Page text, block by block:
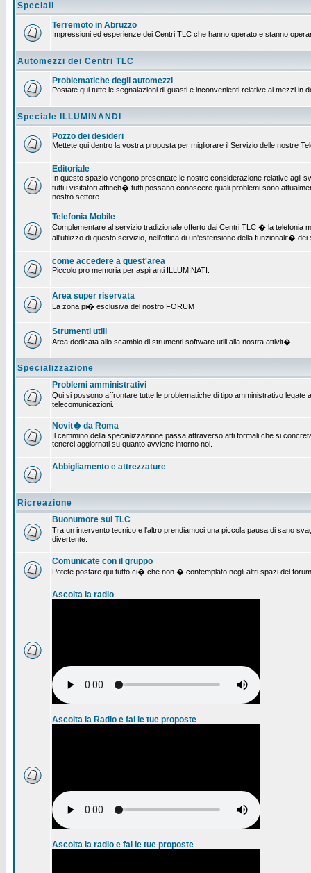
Speciali
Terremoto in Abruzzo
Impressioni ed esperienze dei Centri TLC che hanno operato e stanno
Automezzi dei Centri TLC
Problematiche degli automezzi
Postate qui tutte le segnalazioni di guasti e inconvenienti relative ai mezzi in
Speciale ILLUMINANDI
Pozzo dei desideri
Mettete qui dentro la vostra proposta per migliorare il Servizio delle nostre
Editoriale
In questo spazio vengono presentate le nostre considerazione relative agli
tutti i visitatori affinch� tutti possano conoscere quali problemi sono
nostro settore.
Telefonia Mobile
Complementare al servizio tradizionale offerto dai Centri TLC � la telefonia
all'utilizzo di questo servizio, nell'ottica di un'estensione della funzionalit�
come accedere a quest'area
Piccolo pro memoria per aspiranti ILLUMINATI.
Area super riservata
La zona pi� esclusiva del nostro FORUM
Strumenti utili
Area dedicata allo scambio di strumenti software utili alla nostra attivit�.
Specializzazione
Problemi amministrativi
Qui si possono affrontare tutte le problematiche di tipo amministrativo
telecomunicazioni.
Novit� da Roma
Il cammino della specializzazione passa attraverso atti formali che si
tenerci aggiornati su quanto avviene intorno noi.
Abbigliamento e attrezzature
Ricreazione
Buonumore sui TLC
Tra un intervento tecnico e l'altro prendiamoci una piccola pausa di sano
divertente.
Comunicate con il gruppo
Potete postare qui tutto ci� che non � contemplato negli altri spazi del
Ascolta la radio
Ascolta la Radio e fai le tue proposte
Ascolta la radio e fai le tue proposte